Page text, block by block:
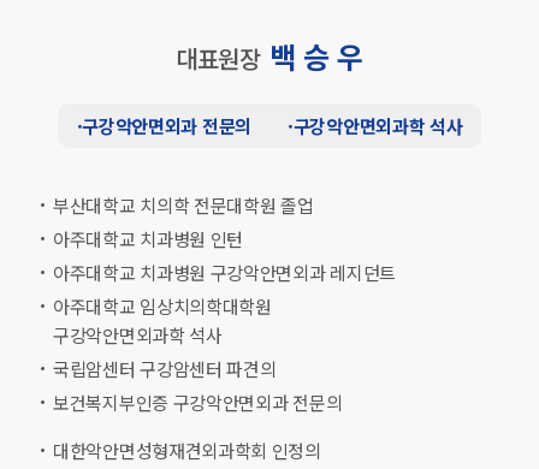
대표원장 백 승 우
·구강악안면외과 전문의 ·구강악안면외과학 석사
부산대학교 치의학 전문대학원 졸업
아주대학교 치과병원 인턴
아주대학교 치과병원 구강악안면외과 레지던트
아주대학교 임상치의학대학원
구강악안면외과학 석사
국립암센터 구강암센터 파견의
보건복지부인증 구강악안면외과 전문의
대한악안면성형재견외과학회 인정의